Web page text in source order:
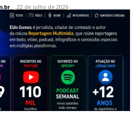
- 22 de julho de 2026